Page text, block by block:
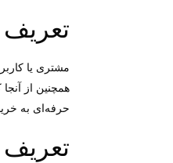
تعریف
مشتری یا
همچنین از
حرفه‌ای به